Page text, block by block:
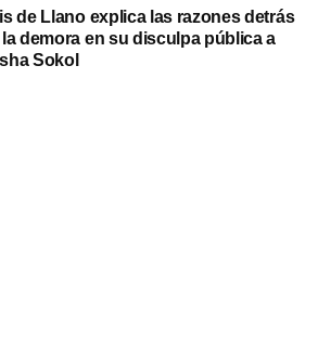
de Llano explica las razones detrás
demora en su disculpa pública a
Sokol